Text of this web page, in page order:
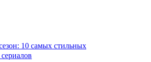
10 самых стильных